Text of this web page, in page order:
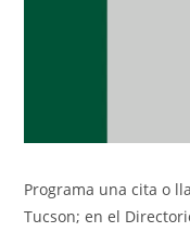
Programa una cita o
Tucson; en el